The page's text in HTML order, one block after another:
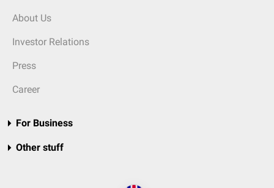
About Us
Investor Relations
Press
Career
For Business
Other stuff